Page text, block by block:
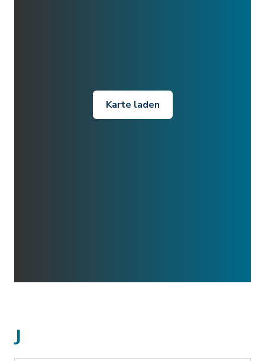
Karte laden
J